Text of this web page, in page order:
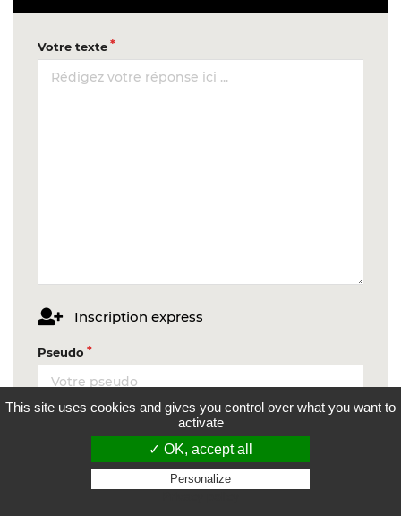
Votre texte
Inscription express
Pseudo
This site uses cookies and gives you control over what you want to
activate
✓ OK, accept all
Personalize